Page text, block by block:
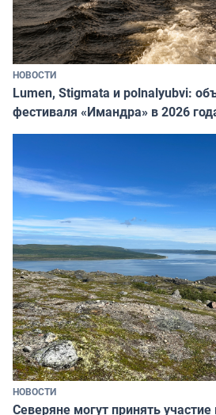
НОВОСТИ
Lumen, Stigmata и polnalyubvi:
фестиваля «Имандра» в 2026
НОВОСТИ
Северяне могут принять